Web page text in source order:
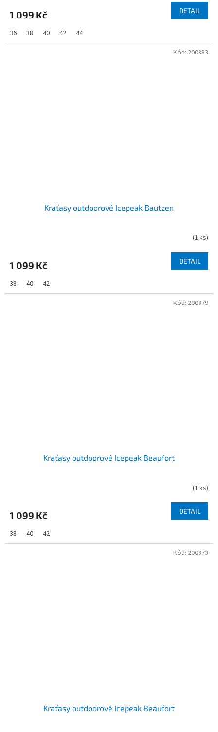
1 099 Kč DETAIL
36 38 40 42 44
Kraťasy outdoorové Icepeak Bautzen
(1 ks)
1 099 Kč DETAIL
38 40 42
Kód: 200883
Kraťasy outdoorové Icepeak Beaufort
(1 ks)
1 099 Kč DETAIL
38 40 42
Kód: 200879
Kraťasy outdoorové Icepeak Beaufort
Kód: 200873